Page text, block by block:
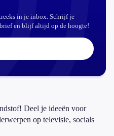
in je inbox. Schrijf je
en blijf altijd op de hoogte!
Deel je ideeën voor
op televisie, socials